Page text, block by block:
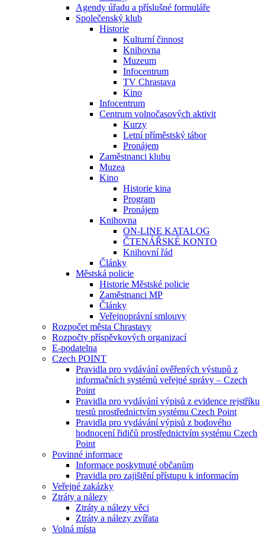
Agendy úřadu a příslušné formuláře
Společenský klub
Historie
Kulturní činnost
Knihovna
Muzeum
Infocentrum
TV Chrastava
Kino
Infocentrum
Centrum volnočasových aktivit
Kurzy
Letní příměstský tábor
Pronájem
Zaměstnanci klubu
Muzea
Kino
Historie kina
Program
Pronájem
Knihovna
ON-LINE KATALOG
ČTENÁŘSKÉ KONTO
Knihovní řád
Články
Městská policie
Historie Městské policie
Zaměstnanci MP
Články
Veřejnoprávní smlouvy
Rozpočet města Chrastavy
Rozpočty příspěvkových organizací
E-podatelna
Czech POINT
Pravidla pro vydávání ověřených výstupů z
informačních systémů veřejné správy – Czech
Point
Pravidla pro vydávání výpisů z evidence rejstříku
trestů prostřednictvím systému Czech Point
Pravidla pro vydávání výpisů z bodového
hodnocení řidičů prostřednictvím systému Czech
Point
Povinné informace
Informace poskytnuté občanům
Pravidla pro zajištění přístupu k informacím
Veřejné zakázky
Ztráty a nálezy
Ztráty a nálezy věci
Ztráty a nálezy zvířata
Volná místa